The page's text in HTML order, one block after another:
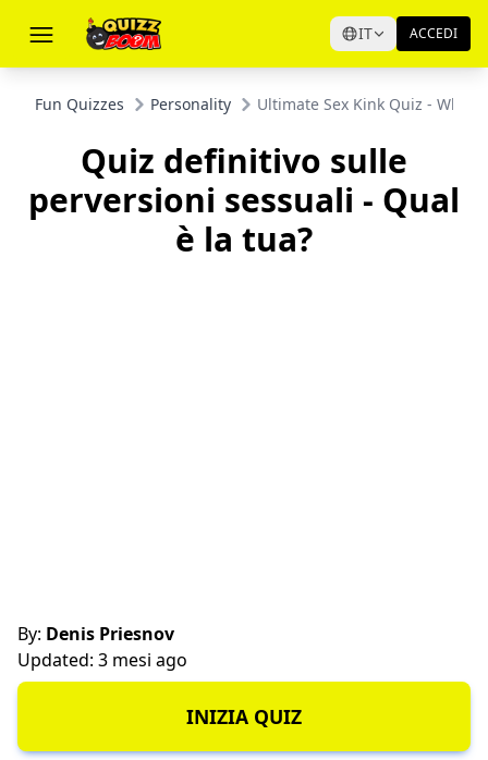
IT ACCEDI
Fun Quizzes Personality Ultimate Sex Kink Quiz - What
Quiz definitivo sulle
perversioni sessuali - Qual
è la tua?
By: Denis Priesnov
Updated: 3 mesi ago
INIZIA QUIZ